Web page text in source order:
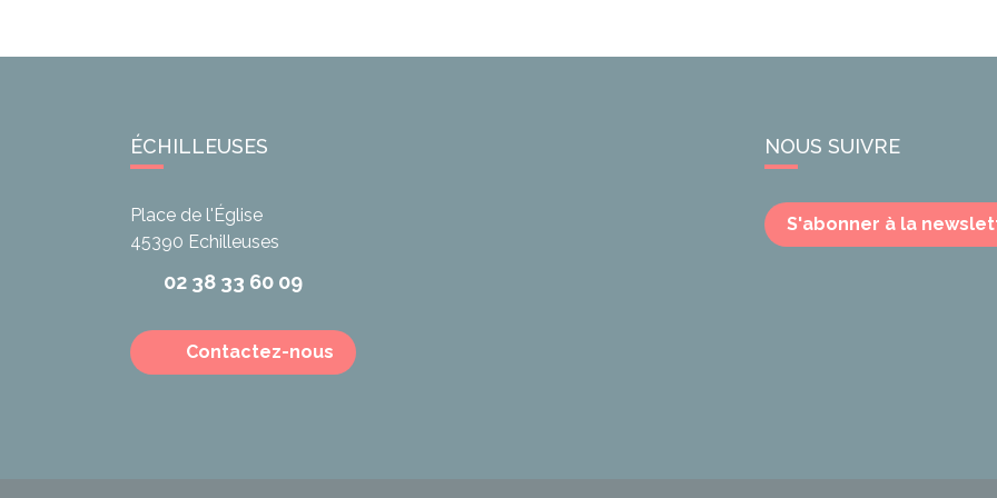
ÉCHILLEUSES
Place de l'Église
45390 Echilleuses
02 38 33 60 09
Contactez-nous
NOUS SUIVRE
S'abonner à la